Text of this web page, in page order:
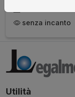
senza incanto
Utilità